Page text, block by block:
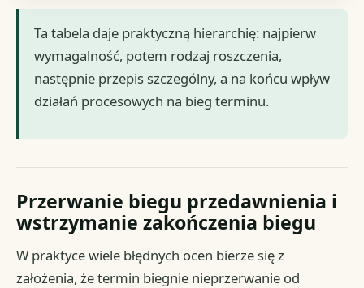
Ta tabela daje praktyczną hierarchię: najpierw
wymagalność, potem rodzaj roszczenia,
następnie przepis szczególny, a na końcu wpływ
działań procesowych na bieg terminu.
Przerwanie biegu przedawnienia i
wstrzymanie zakończenia biegu
W praktyce wiele błędnych ocen bierze się z
założenia, że termin biegnie nieprzerwanie od